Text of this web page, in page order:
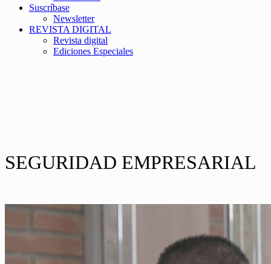
Suscríbase
Newsletter
REVISTA DIGITAL
Revista digital
Ediciones Especiales
SEGURIDAD EMPRESARIAL